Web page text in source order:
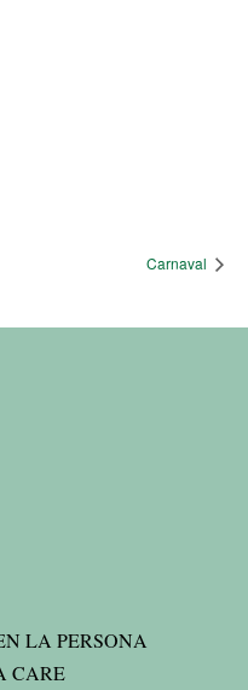
Carnaval
LA PERSONA
CARE